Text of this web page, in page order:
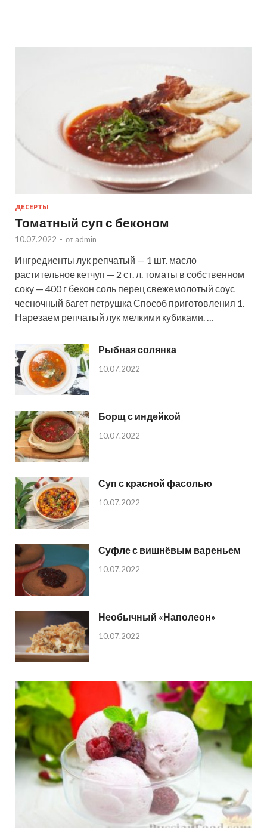
ДЕСЕРТЫ
Томатный суп с беконом
10.07.2022 - от admin
Ингредиенты лук репчатый — 1 шт. масло
растительное кетчуп — 2 ст. л. томаты в собственном
соку — 400 г бекон соль перец свежемолотый соус
чесночный багет петрушка Способ приготовления 1.
Нарезаем репчатый лук мелкими кубиками. …
Рыбная солянка
10.07.2022
Борщ с индейкой
10.07.2022
Суп с красной фасолью
10.07.2022
Суфле с вишнёвым вареньем
10.07.2022
Необычный «Наполеон»
10.07.2022